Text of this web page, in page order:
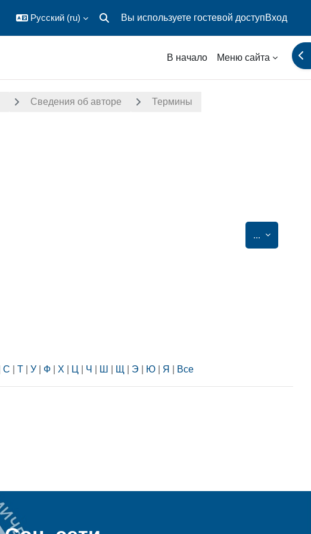
Русский ‎(ru)‎
Изменить данные поисковой строки
Вы используете гостевой доступВход
В начало Меню сайта
Сведения об авторе Термины
... Экспорт
С Т У Ф Х Ц Ч Ш Щ Э Ю Я Все